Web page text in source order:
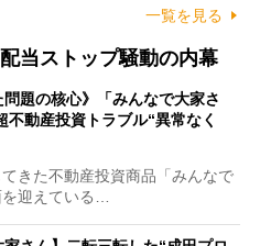
一覧を見る
当ストップ騒動の内幕
問題の核心》「みんなで大家さ
不動産投資トラブル“異常なく
きた不動産投資商品「みんなで
迎えている…